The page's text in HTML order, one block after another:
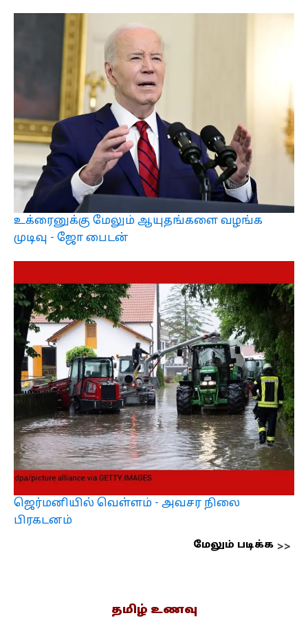
உக்ரைனுக்கு மேலும் ஆயுதங்களை வழங்க
முடிவு - ஜோ பைடன்
ஜெர்மனியில் வெள்ளம் - அவசர நிலை
பிரகடனம்
மேலும் படிக்க
தமிழ் உணவு